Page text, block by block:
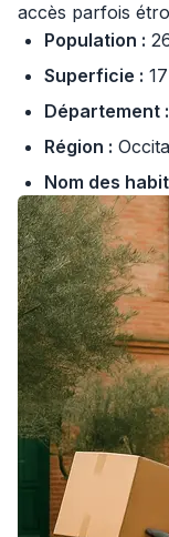
accès parfois
Population :
Superficie :
Département :
Région :
Nom des